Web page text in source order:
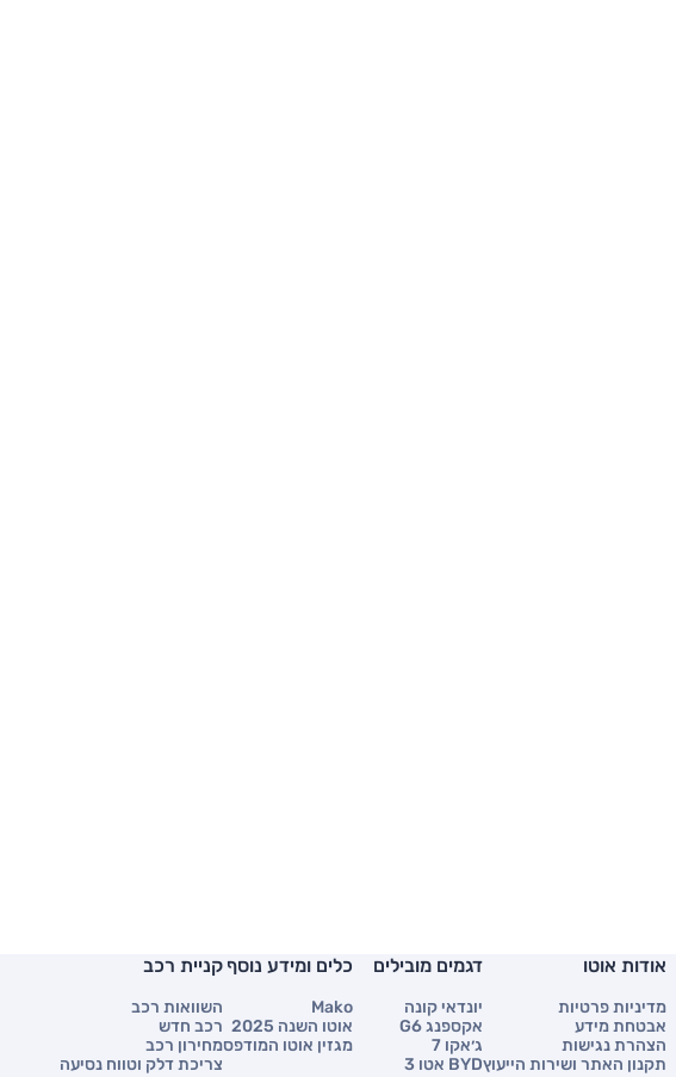
אודות אוטו
מדיניות פרטיות
אבטחת מידע
הצהרת נגישות
תקנון האתר ושירות הייעוץ
דגמים מובילים
יונדאי קונה
אקספנג G6
ג׳אקו 7
BYD אטו 3
כלים ומידע נוסף
Mako
אוטו השנה 2025
מגזין אוטו המודפס
קניית רכב
השוואות רכב
רכב חדש
מחירון רכב
צריכת דלק וטווח נסיעה